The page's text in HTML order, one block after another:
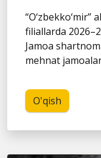
filiallarda
Jamoa
mehnat
O'qish